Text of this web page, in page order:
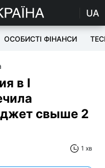
UA
ОСОБИСТІ ФІНАНСИ
в І
свыше 2
1 хв